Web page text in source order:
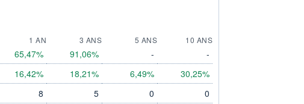
1 AN 3 ANS 5 ANS
10 ANS
65,47% 91,06% - -
16,42% 18,21% 6,49% 30,25%
8 5 0 0